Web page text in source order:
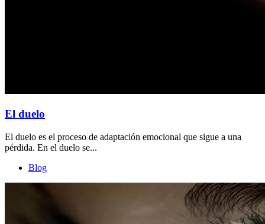
El duelo
El duelo es el proceso de adaptación emocional que sigue a una
pérdida. En el duelo se...
Blog